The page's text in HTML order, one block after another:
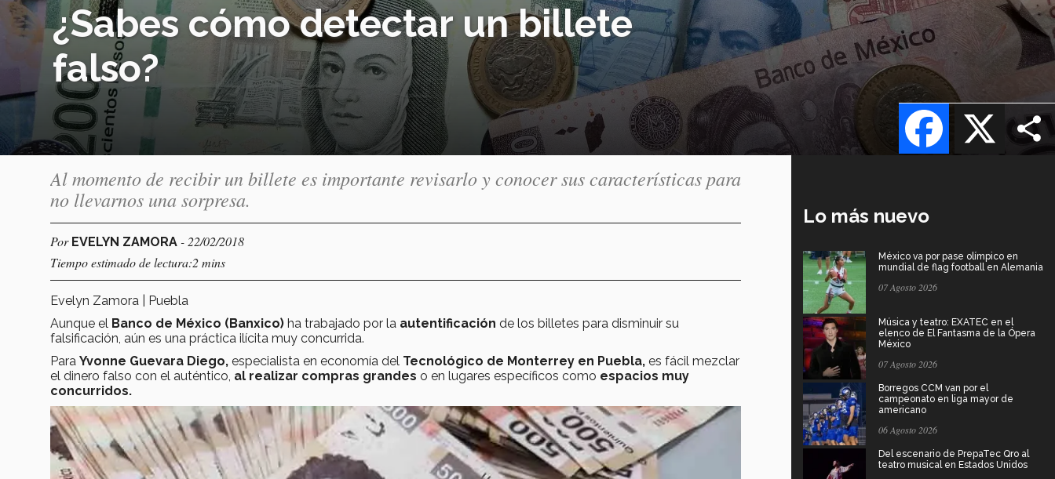
¿Sabes cómo detectar un billete
falso?
X
Facebook
Al momento de recibir un billete es importante revisarlo y conocer sus características para
no llevarnos una sorpresa.
Por EVELYN ZAMORA - 22/02/2018
Tiempo estimado de lectura:2 mins
Evelyn Zamora | Puebla
Aunque el Banco de México (Banxico) ha trabajado por la autentificación de los billetes para disminuir su
falsificación, aún es una práctica ilícita muy concurrida.
Para Yvonne Guevara Diego, especialista en economía del Tecnológico de Monterrey en Puebla, es fácil mezclar
el dinero falso con el auténtico, al realizar compras grandes o en lugares específicos como espacios muy
concurridos.
Lo más nuevo
México va por pase olímpico en
mundial de flag football en Alemania
07 Agosto 2026
Música y teatro: EXATEC en el
elenco de El Fantasma de la Ópera
México
07 Agosto 2026
Borregos CCM van por el
campeonato en liga mayor de
americano
06 Agosto 2026
Del escenario de PrepaTec Qro al
teatro musical en Estados Unidos